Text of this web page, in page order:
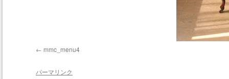
プ
mmc_menu4
パーマリンク